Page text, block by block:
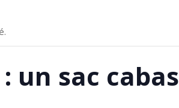
un sac cabas